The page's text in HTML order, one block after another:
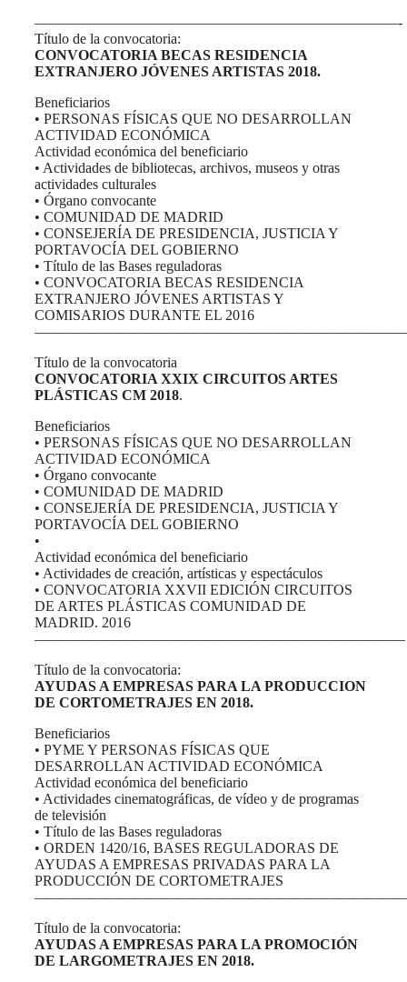
—————————————————————————-
Título de la convocatoria:
CONVOCATORIA BECAS RESIDENCIA
EXTRANJERO JÓVENES ARTISTAS 2018.
Beneficiarios
• PERSONAS FÍSICAS QUE NO DESARROLLAN
ACTIVIDAD ECONÓMICA
Actividad económica del beneficiario
• Actividades de bibliotecas, archivos, museos y otras
actividades culturales
• Órgano convocante
• COMUNIDAD DE MADRID
• CONSEJERÍA DE PRESIDENCIA, JUSTICIA Y
PORTAVOCÍA DEL GOBIERNO
• Título de las Bases reguladoras
• CONVOCATORIA BECAS RESIDENCIA
EXTRANJERO JÓVENES ARTISTAS Y
COMISARIOS DURANTE EL 2016
Título de la convocatoria
CONVOCATORIA XXIX CIRCUITOS ARTES
PLÁSTICAS CM 2018.
Beneficiarios
• PERSONAS FÍSICAS QUE NO DESARROLLAN
ACTIVIDAD ECONÓMICA
• Órgano convocante
• COMUNIDAD DE MADRID
• CONSEJERÍA DE PRESIDENCIA, JUSTICIA Y
PORTAVOCÍA DEL GOBIERNO
•
Actividad económica del beneficiario
• Actividades de creación, artísticas y espectáculos
• CONVOCATORIA XXVII EDICIÓN CIRCUITOS
DE ARTES PLÁSTICAS COMUNIDAD DE
MADRID. 2016
—————————————————————————–
Título de la convocatoria:
AYUDAS A EMPRESAS PARA LA PRODUCCION
DE CORTOMETRAJES EN 2018.
Beneficiarios
• PYME Y PERSONAS FÍSICAS QUE
DESARROLLAN ACTIVIDAD ECONÓMICA
Actividad económica del beneficiario
• Actividades cinematográficas, de vídeo y de programas
de televisión
• Título de las Bases reguladoras
• ORDEN 1420/16, BASES REGULADORAS DE
AYUDAS A EMPRESAS PRIVADAS PARA LA
PRODUCCIÓN DE CORTOMETRAJES
Título de la convocatoria:
AYUDAS A EMPRESAS PARA LA PROMOCIÓN
DE LARGOMETRAJES EN 2018.